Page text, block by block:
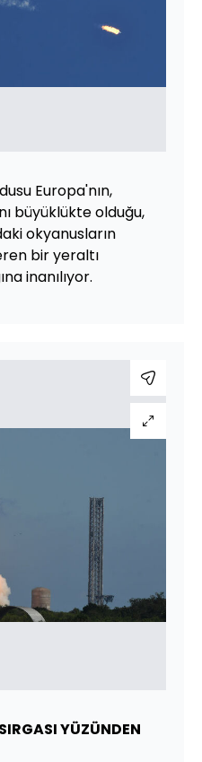
Europa'nın,
büyüklükte olduğu,
okyanusların
bir yeraltı
inanılıyor.
YÜZÜNDEN